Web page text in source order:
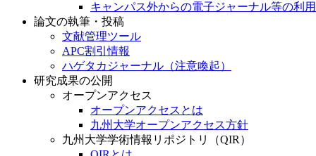
キャンパス外からの電子ジャーナル等の利用
論文の執筆・投稿
文献管理ツール
APC割引情報
ハゲタカジャーナル（注意喚起）
研究成果の公開
オープンアクセス
オープンアクセスとは
九州大学オープンアクセス方針
九州大学学術情報リポジトリ（QIR）